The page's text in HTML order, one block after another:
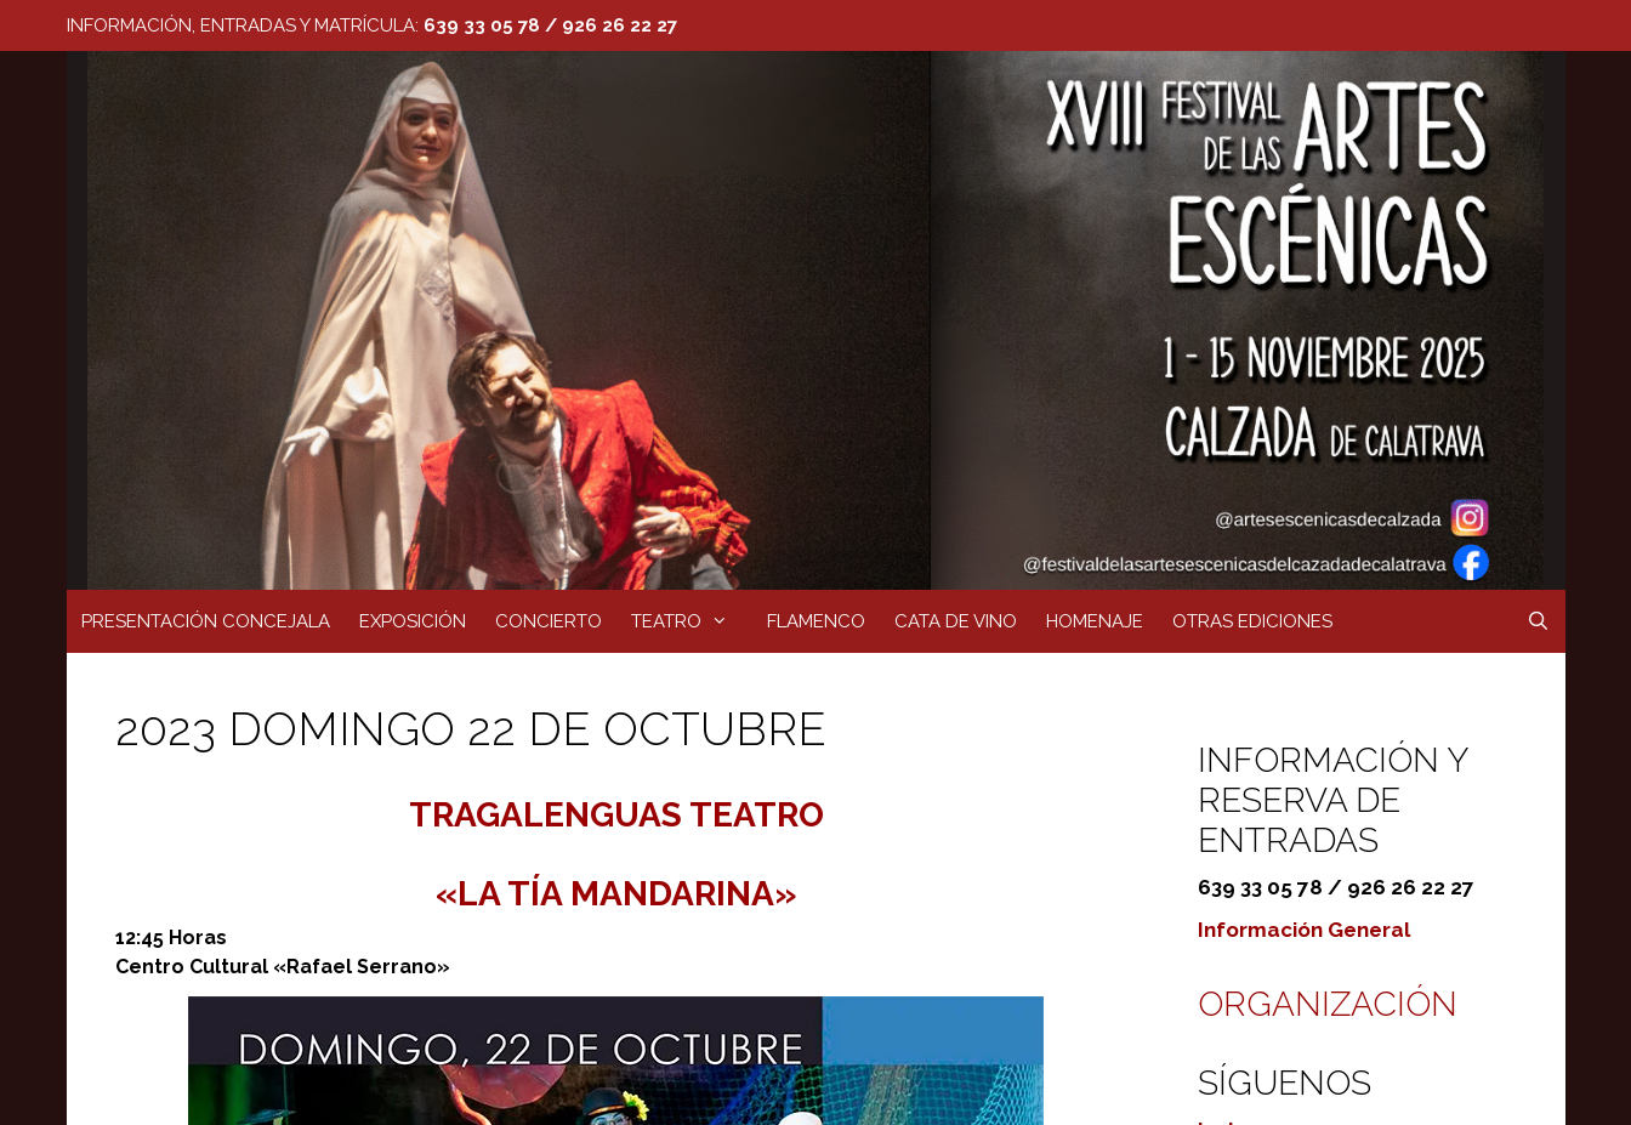
INFORMACIÓN, ENTRADAS Y MATRÍCULA: 639 33 05 78 / 926 26 22 27
PRESENTACIÓN CONCEJALA EXPOSICIÓN CONCIERTO TEATRO FLAMENCO CATA DE VINO HOMENAJE OTRAS EDICIONES
2023 DOMINGO 22 DE OCTUBRE
TRAGALENGUAS TEATRO
«LA TÍA MANDARINA»
12:45 Horas
Centro Cultural «Rafael Serrano»
INFORMACIÓN Y
RESERVA DE
ENTRADAS
639 33 05 78 / 926 26 22 27
Información General
ORGANIZACIÓN
SÍGUENOS